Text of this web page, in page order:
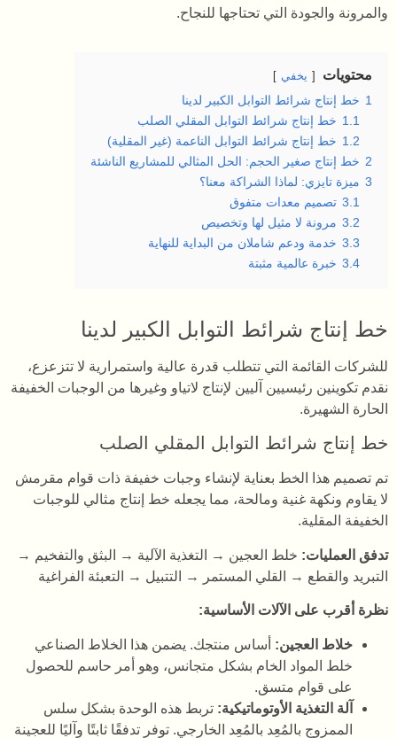
والمرونة والجودة التي تحتاجها للنجاح.
محتويات يخفي
1 خط إنتاج شرائط التوابل الكبير لدينا
1.1 خط إنتاج شرائط التوابل المقلي الصلب
1.2 خط إنتاج شرائط التوابل الناعمة (غير المقلية)
2 خط إنتاج صغير الحجم: الحل المثالي للمشاريع الناشئة
3 ميزة تايزي: لماذا الشراكة معنا؟
3.1 تصميم معدات متفوق
3.2 مرونة لا مثيل لها وتخصيص
3.3 خدمة ودعم شاملان من البداية للنهاية
3.4 خبرة عالمية مثبتة
خط إنتاج شرائط التوابل الكبير لدينا
للشركات القائمة التي تتطلب قدرة عالية واستمرارية لا تتزعزع،
نقدم تكوينين رئيسيين آليين لإنتاج لاتياو وغيرها من الوجبات الخفيفة
الحارة الشهيرة.
خط إنتاج شرائط التوابل المقلي الصلب
تم تصميم هذا الخط بعناية لإنشاء وجبات خفيفة ذات قوام مقرمش
لا يقاوم ونكهة غنية ومالحة، مما يجعله خط إنتاج مثالي للوجبات
الخفيفة المقلية.
تدفق العمليات: خلط العجين → التغذية الآلية → البثق والتفخيم →
التبريد والقطع → القلي المستمر → التتبيل → التعبئة الفراغية
نظرة أقرب على الآلات الأساسية:
خلاط العجين: أساس منتجك. يضمن هذا الخلاط الصناعي
خلط المواد الخام بشكل متجانس، وهو أمر حاسم للحصول
على قوام متسق.
آلة التغذية الأوتوماتيكية: تربط هذه الوحدة بشكل سلس
الممزوج بالمُعِد بالمُعِد الخارجي. توفر تدفقًا ثابتًا وآليًا للعجينة